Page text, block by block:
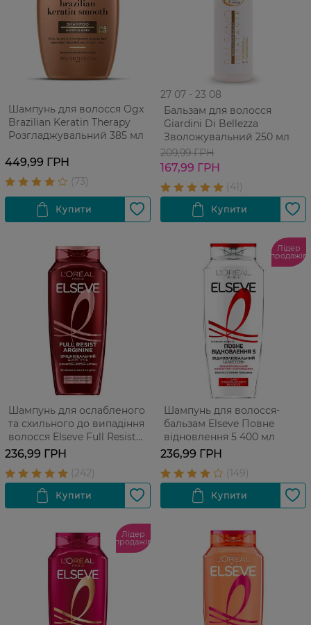
Шампунь для волосся Ogx
Brazilian Keratin Therapy
Розгладжувальний 385 мл
449,99 ГРН
27 07 - 23 08
Бальзам для волосся
Giardini Di Bellezza
Зволожувальний 250 мл
209,99 ГРН
167,99 ГРН
Шампунь для ослабленого
та схильного до випадіння
волосся Elseve Full Resist
Arginine+Aminexil 400 мл
236,99 ГРН
Лідер
продажів
Шампунь для волосся-
бальзам Elseve Повне
відновлення 5 400 мл
236,99 ГРН
Лідер
продажів